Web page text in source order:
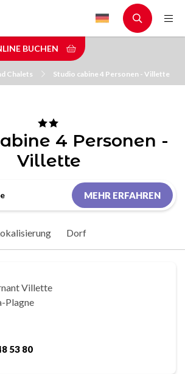
BUCHEN
Chalets Studio cabine 4 Personen - Villette
4 Personen -
Villette
MEHR ERFAHREN
Dorf
Villette
Plagne
53 80